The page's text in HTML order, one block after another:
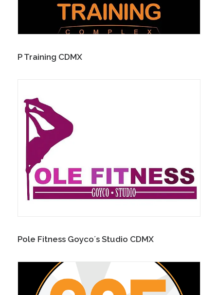
P Training CDMX
Pole Fitness Goyco´s Studio CDMX